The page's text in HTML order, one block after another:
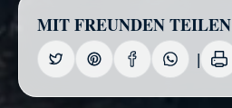
MIT FREUNDEN TEILEN